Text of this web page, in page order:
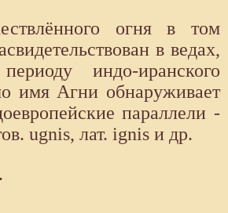
огня в том
в ведах,
индо-иранского
имя Агни обнаруживает
параллели -
ugnis, лат. ignis и др.